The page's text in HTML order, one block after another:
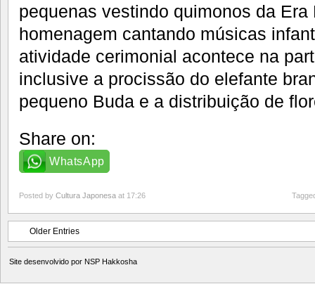
pequenas vestindo quimonos da Era
homenagem cantando músicas
atividade cerimonial acontece na
inclusive a procissão do elefante
pequeno Buda e a distribuição de
Share on:
WhatsApp
Posted by Cultura Japonesa at 17:26
Older Entries
Site desenvolvido por NSP Hakkosha